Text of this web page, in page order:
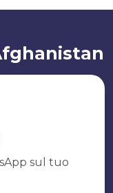
sul tuo